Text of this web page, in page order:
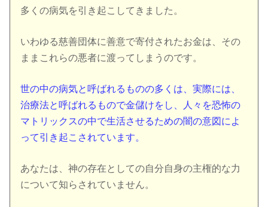
多くの病気を引き起こしてきました。
いわゆる慈善団体に善意で寄付されたお金は、その
ままこれらの悪者に渡ってしまうのです。
世の中の病気と呼ばれるものの多くは、実際には、
治療法と呼ばれるもので金儲けをし、人々を恐怖の
マトリックスの中で生活させるための闇の意図によ
って引き起こされています。
あなたは、神の存在としての自分自身の主権的な力
について知らされていません。